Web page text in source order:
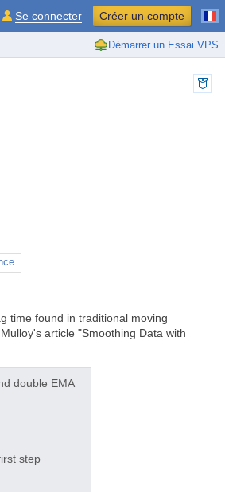
Démarrer un Essai VPS
Se connecter Créer un compte
time found in traditional moving
article "Smoothing Data with
double EMA
step